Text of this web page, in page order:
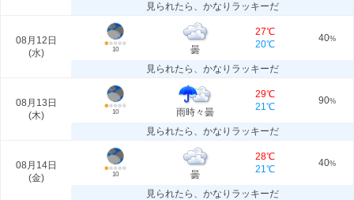
見られたら、かなりラッキーだ
08月12日
(水) 10 曇
27℃
20℃
40%
見られたら、かなりラッキーだ
08月13日
(木) 10 雨時々曇
29℃
21℃
90%
見られたら、かなりラッキーだ
08月14日
(金) 10 曇
28℃
21℃
40%
見られたら、かなりラッキーだ